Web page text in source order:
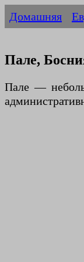
Домашняя
Пале,
Пале —